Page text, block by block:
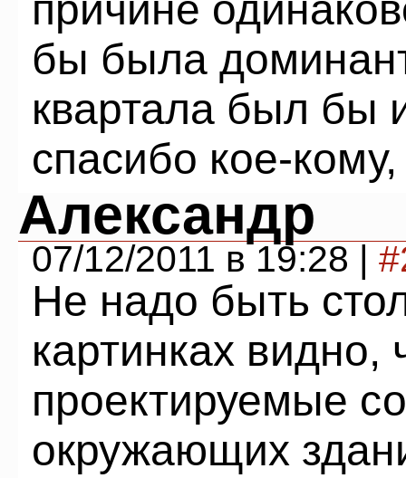
бы была
квартала был бы
спасибо кое-кому,
Александр
07/12/2011 в 19:28 |
Не надо быть
картинках видно,
проектируемые
окружающих